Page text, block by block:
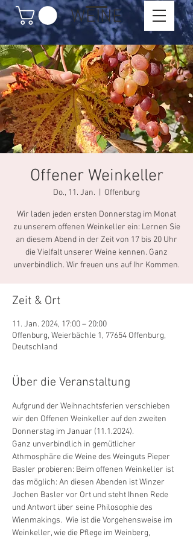
WEINE
Offener Weinkeller
Do., 11. Jan. Offenburg
Wir laden jeden ersten Donnerstag im Monat
zu unserem offenen Weinkeller ein: Lernen Sie
an diesem Abend in der Zeit von 17 bis 20 Uhr
die Vielfalt unserer Weine kennen. Ganz
unverbindlich. Wir freuen uns auf Ihr Kommen.
Zeit & Ort
11. Jan. 2024, 17:00 – 20:00
Offenburg, Weierbächle 1, 77654 Offenburg,
Deutschland
Über die Veranstaltung
Aufgrund der Weihnachtsferien verschieben
wir den Offenen Weinkeller auf den zweiten
Donnerstag im Januar (11.1.2024).
Ganz unverbindlich in gemütlicher
Athmosphäre die Weine des Weinguts Pieper
Basler probieren: Beim offenen Weinkeller ist
das möglich: An diesen Abenden ist Winzer
Jochen Basler vor Ort und steht Ihnen Rede
und Antwort über seine Philosophie des
Wienmakings.  Wie ist die Vorgehensweise im
Weinkeller, wie die Pflege im Weinberg,